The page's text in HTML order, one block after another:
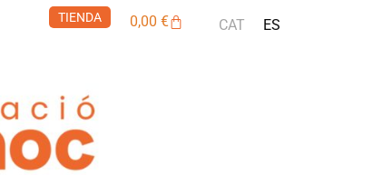
TIENDA 0,00 €Carrito CAT ES